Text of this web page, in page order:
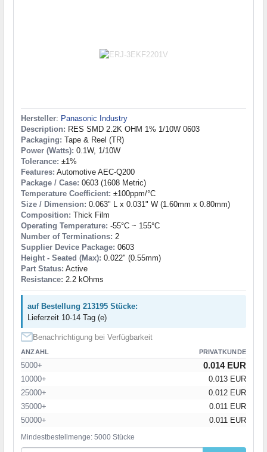
Hersteller: Panasonic Industry
Description: RES SMD 2.2K OHM 1% 1/10W 0603
Packaging: Tape & Reel (TR)
Power (Watts): 0.1W, 1/10W
Tolerance: ±1%
Features: Automotive AEC-Q200
Package / Case: 0603 (1608 Metric)
Temperature Coefficient: ±100ppm/°C
Size / Dimension: 0.063" L x 0.031" W (1.60mm x 0.80mm)
Composition: Thick Film
Operating Temperature: -55°C ~ 155°C
Number of Terminations: 2
Supplier Device Package: 0603
Height - Seated (Max): 0.022" (0.55mm)
Part Status: Active
Resistance: 2.2 kOhms
auf Bestellung 213195 Stücke:
Lieferzeit 10-14 Tag (e)
Benachrichtigung bei Verfügbarkeit
ANZAHL PRIVATKUNDE
5000+ 0.014 EUR
10000+
0.013 EUR
25000+
0.012 EUR
35000+
0.011 EUR
50000+
0.011 EUR
Mindestbestellmenge: 5000 Stücke